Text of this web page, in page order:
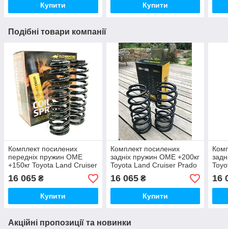
Купити Купити
Подібні товари компанії
Комплект посилених
передніх пружин OME
+150кг Toyota Land Cruiser
Prado 150 4.0 L
16 065 ₴
Купити
Комплект посилених
задніх пружин OME +200кг
Toyota Land Cruiser Prado
120
16 065₴
Купити
16
Акційні пропозиції та новинки